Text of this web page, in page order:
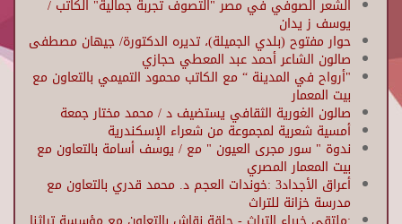
الشعر الصوفي في مصر "التصوف تجربة جمالية" الكاتب /
يوسف ز يدان
حوار مفتوح (بلدي الجميلة)، تديره الدكتورة/ جيهان مصطفى
صالون الشاعر أحمد عبد المعطي حجازي
"أرواح في المدينة “ مع الكاتب محمود التميمي بالتعاون مع
بيت المعمار
صالون الغورية الثقافي يستضيف د / محمد مختار جمعة
أمسية شعرية لمجموعة من شعراء الإسكندرية
ندوة " سور مجرى العيون " مع / يوسف أسامة بالتعاون مع
بيت المعمار المصري
أعراق الأجداد3 :خوندات العجم د. محمد قدري بالتعاون مع
مدرسة خزانة للتراث